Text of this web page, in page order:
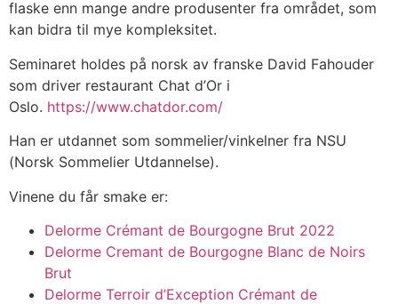
flaske enn mange andre produsenter fra området, som
kan bidra til mye kompleksitet.
Seminaret holdes på norsk av franske David Fahouder
som driver restaurant Chat d’Or i
Oslo. https://www.chatdor.com/
Han er utdannet som sommelier/vinkelner fra NSU
(Norsk Sommelier Utdannelse).
Vinene du får smake er:
Delorme Crémant de Bourgogne Brut 2022
Delorme Cremant de Bourgogne Blanc de Noirs
Brut
Delorme Terroir d’Exception Crémant de